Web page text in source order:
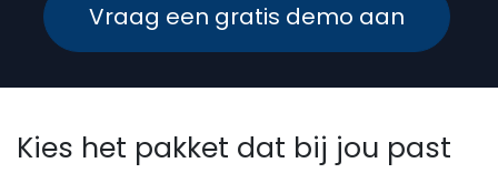
Vraag een gratis demo aan
Kies het pakket dat bij jou past